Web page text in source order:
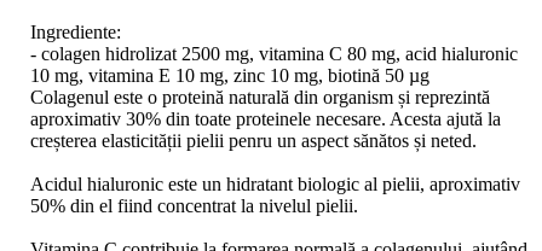
Ingrediente:
- colagen hidrolizat 2500 mg, vitamina C 80 mg, acid hialuronic
10 mg, vitamina E 10 mg, zinc 10 mg, biotină 50 µg
Colagenul este o proteină naturală din organism și reprezintă
aproximativ 30% din toate proteinele necesare. Acesta ajută la
creșterea elasticității pielii penru un aspect sănătos și neted.
Acidul hialuronic este un hidratant biologic al pielii, aproximativ
50% din el fiind concentrat la nivelul pielii.